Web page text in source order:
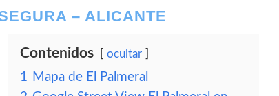
– ALICANTE
Contenidos ocultar
1 Mapa de El Palmeral